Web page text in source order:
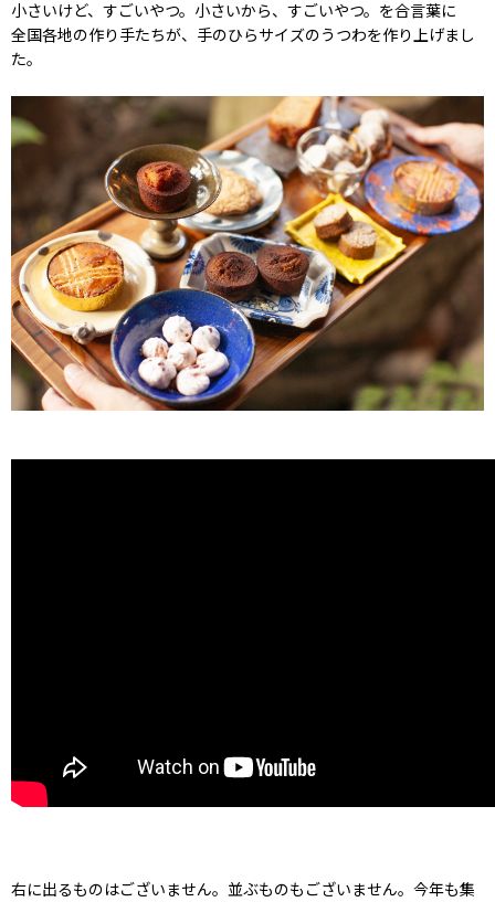
小さいけど、すごいやつ。小さいから、すごいやつ。を合言葉に
全国各地の作り手たちが、手のひらサイズのうつわを作り上げまし
た。
右に出るものはございません。並ぶものもございません。今年も集